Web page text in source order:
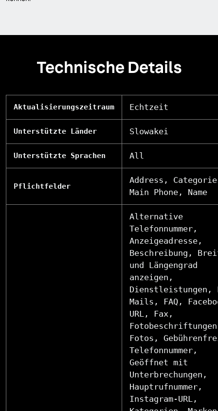
Technische Details
Aktualisierungszeitraum Echtzeit
Unterstützte Länder Slowakei
Unterstützte Sprachen All
Pflichtfelder
Address,
Main Phone, Name
Alternative
Telefonnummer,
Anzeigeadresse,
Beschreibung,
und Längengrad
anzeigen,
Dienstleistungen,
Mails, FAQ,
URL, Fax,
Fotos,
Telefonnummer,
Geöffnet mit
Unterbrechungen,
Hauptrufnummer,
Instagram-URL,